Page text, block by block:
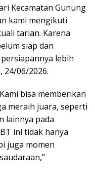
Kecamatan Gunung
kami mengikuti
tarian. Karena
siap dan
lebih
24/06/2026.
bisa memberikan
meraih juara, seperti
lainnya pada
ini tidak hanya
juga momen